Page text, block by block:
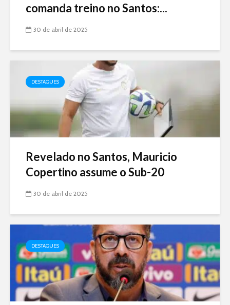
comanda treino no Santos:...
30 de abril de 2025
DESTAQUES
Revelado no Santos, Mauricio
Copertino assume o Sub-20
30 de abril de 2025
DESTAQUES